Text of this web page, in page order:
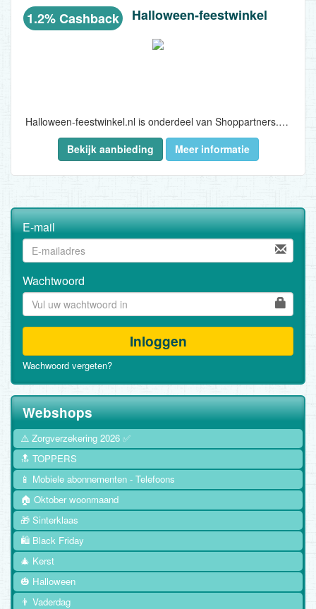
1.2% Cashback Halloween-feestwinkel
Halloween-feestwinkel.nl is onderdeel van Shoppartners. Shoppartners is in 1999 gestart als één van de pioniers op het gebied van online winkelen.Inmiddels hebben we 100 verschillende winkels en ongeveer 50.000 producten op voorraad. Shoppartners is een uniek bedrijf en doen graag iets anders dan de rest. Met het wereldwijde netwerk van leveranciers en een groot aantal eigen producten is een uniek assortiment gecreëerd wat nergens anders te vinden is. Dagelijks werken er 65 enthousiaste collega's en wordt er uiterste best gedaan om de leukste artikelen te leveren in ruim 26 verschillende landen. En met succes, staan zij op positie 114 van de top 200 grootste e-commerce bedrijven (Twinkle top 200 van 2016)...
Bekijk aanbieding
Meer informatie
E-mail
Wachtwoord
Inloggen
Wachwoord vergeten?
Webshops
⚠️ Zorgverzekering 2026 ✅
🔝 TOPPERS
📱 Mobiele abonnementen - Telefoons
🏠 Oktober woonmaand
🎁 Sinterklaas
🛍️ Black Friday
🎄 Kerst
🎃 Halloween
👨 Vaderdag